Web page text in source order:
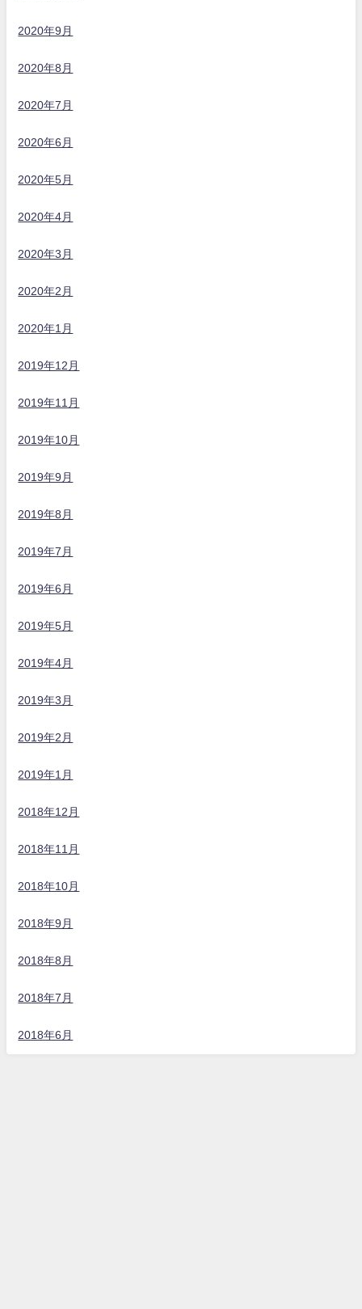
2020年9月
2020年8月
2020年7月
2020年6月
2020年5月
2020年4月
2020年3月
2020年2月
2020年1月
2019年12月
2019年11月
2019年10月
2019年9月
2019年8月
2019年7月
2019年6月
2019年5月
2019年4月
2019年3月
2019年2月
2019年1月
2018年12月
2018年11月
2018年10月
2018年9月
2018年8月
2018年7月
2018年6月